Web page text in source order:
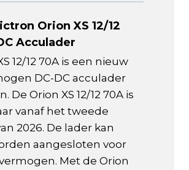
Orion XS 12/12
Acculader
12/12 70A is een nieuw
DC-DC acculader
De Orion XS 12/12 70A is
vanaf het tweede
2026. De lader kan
aangesloten voor
Met de Orion